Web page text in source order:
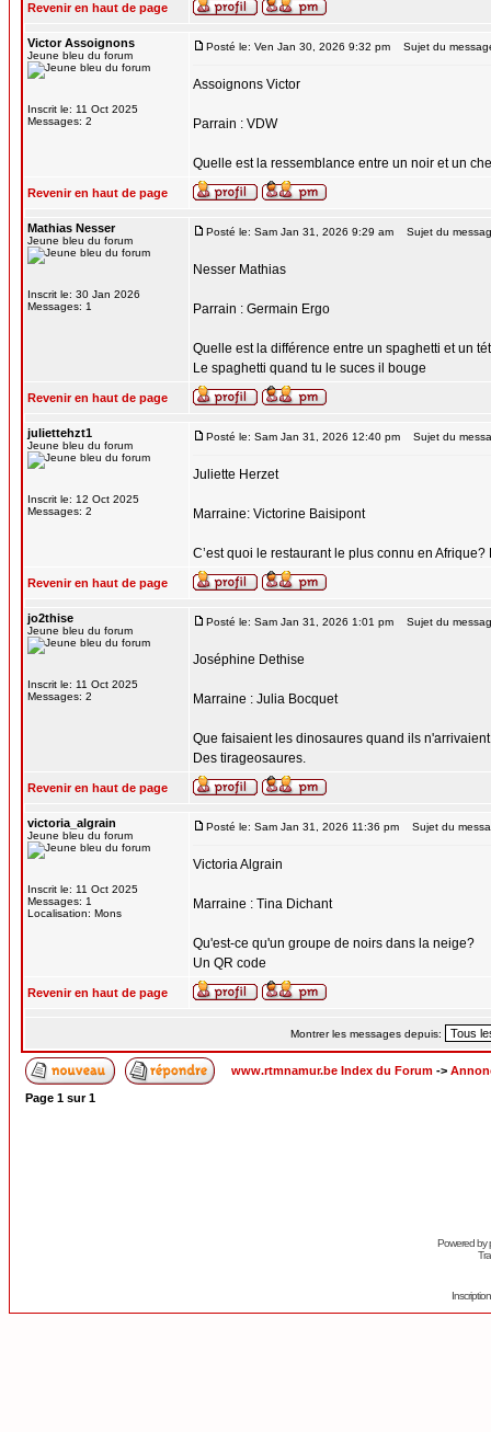
Revenir en haut de page
Victor Assoignons
Jeune bleu du forum
Inscrit le: 11 Oct 2025
Messages: 2
Posté le: Ven Jan 30, 2026 9:32 pm Sujet du
Assoignons Victor
Parrain : VDW
Quelle est la ressemblance entre un noir et un
Revenir en haut de page
Mathias Nesser
Jeune bleu du forum
Inscrit le: 30 Jan 2026
Messages: 1
Posté le: Sam Jan 31, 2026 9:29 am Sujet du
Nesser Mathias
Parrain : Germain Ergo
Quelle est la différence entre un spaghetti et un
Le spaghetti quand tu le suces il bouge
Revenir en haut de page
juliettehzt1
Jeune bleu du forum
Inscrit le: 12 Oct 2025
Messages: 2
Posté le: Sam Jan 31, 2026 12:40 pm Sujet du
Juliette Herzet
Marraine: Victorine Baisipont
C’est quoi le restaurant le plus connu en Afrique?
Revenir en haut de page
jo2thise
Jeune bleu du forum
Inscrit le: 11 Oct 2025
Messages: 2
Posté le: Sam Jan 31, 2026 1:01 pm Sujet du
Joséphine Dethise
Marraine : Julia Bocquet
Que faisaient les dinosaures quand ils
Des tirageosaures.
Revenir en haut de page
victoria_algrain
Jeune bleu du forum
Inscrit le: 11 Oct 2025
Messages: 1
Localisation: Mons
Posté le: Sam Jan 31, 2026 11:36 pm Sujet du
Victoria Algrain
Marraine : Tina Dichant
Qu'est-ce qu'un groupe de noirs dans la neige?
Un QR code
Revenir en haut de page
Montrer les messages depuis:
www.rtmnamur.be Index du Forum ->
Page 1 sur1
Powered by